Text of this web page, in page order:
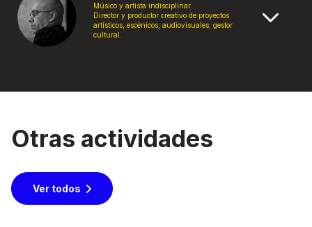
Músico y artista indisciplinar.
Director y productor creativo de proyectos
artísticos, escénicos, audiovisuales; gestor
cultural.
Otras actividades
Ver todos